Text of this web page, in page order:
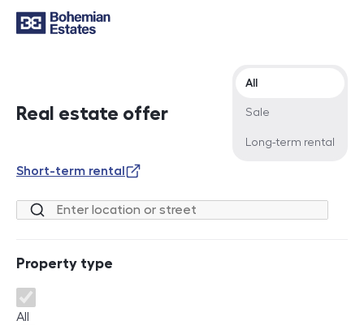
Real estate offer
Offer type
All
Sale
Long-term rental
Short-term rental
Location or street
Property type
Property type
All